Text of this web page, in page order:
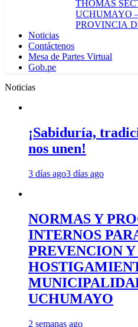
THOMAS
UCHUMAYO
PROVINCIA
Noticias
Contáctenos
Mesa de Partes Virtual
Gob.pe
Noticias
¡Sabiduría,
nos unen!
3 días ago3 días ago
NORMAS Y
INTERNOS
PREVENCION
UCHUMAYO
2 semanas ago